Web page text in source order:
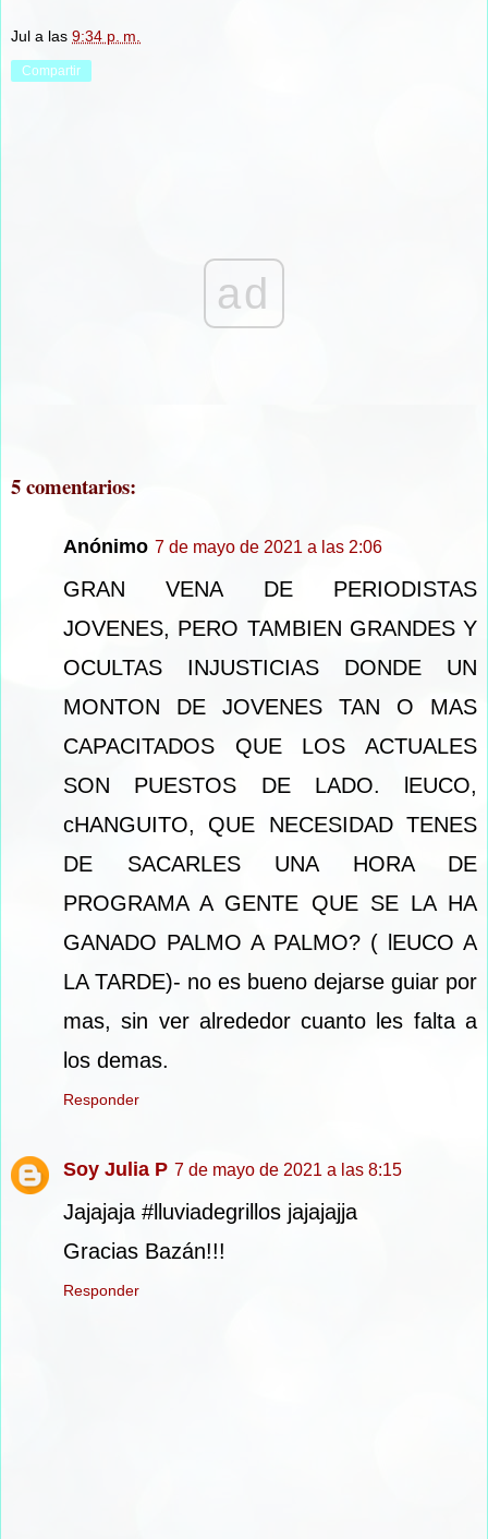
Jul a las 9:34 p. m.
Compartir
ad
5 comentarios:
Anónimo 7 de mayo de 2021 a las 2:06
GRAN VENA DE PERIODISTAS
JOVENES, PERO TAMBIEN GRANDES Y
OCULTAS INJUSTICIAS DONDE UN
MONTON DE JOVENES TAN O MAS
CAPACITADOS QUE LOS ACTUALES
SON PUESTOS DE LADO. lEUCO,
cHANGUITO, QUE NECESIDAD TENES
DE SACARLES UNA HORA DE
PROGRAMA A GENTE QUE SE LA HA
GANADO PALMO A PALMO? ( lEUCO A
LA TARDE)- no es bueno dejarse guiar por
mas, sin ver alrededor cuanto les falta a
los demas.
Responder
Soy Julia P 7 de mayo de 2021 a las 8:15
Jajajaja #lluviadegrillos jajajajja
Gracias Bazán!!!
Responder